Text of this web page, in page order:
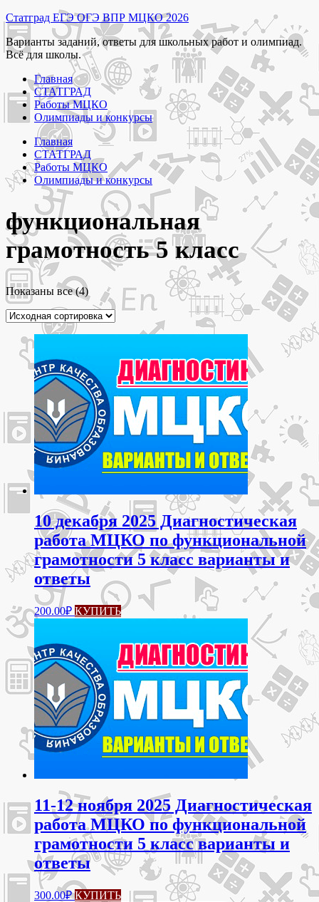
Перейти
к
содержимому
Статград ЕГЭ ОГЭ ВПР МЦКО 2026
Варианты заданий, ответы для школьных работ и олимпиад.
Всё для школы.
Главная
СТАТГРАД
Работы МЦКО
Олимпиады и конкурсы
Главная
СТАТГРАД
Работы МЦКО
Олимпиады и конкурсы
функциональная
грамотность 5 класс
Показаны все (4)
10 декабря 2025 Диагностическая
работа МЦКО по функциональной
грамотности 5 класс варианты и
ответы
200.00₽ КУПИТЬ
11-12 ноября 2025 Диагностическая
работа МЦКО по функциональной
грамотности 5 класс варианты и
ответы
300.00₽ КУПИТЬ